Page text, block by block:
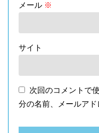
メール ※
サイト
次回のコメントで
分の名前、メールアド